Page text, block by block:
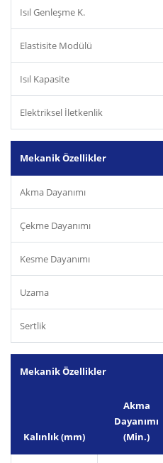
Isıl Genleşme K.
Elastisite Modülü
Isıl Kapasite
Elektriksel İletkenlik
Mekanik Özellikler
Akma Dayanımı
Çekme Dayanımı
Kesme Dayanımı
Uzama
Sertlik
Mekanik Özellikler
Kalınlık (mm)
Akma
Dayanımı
(Min.)